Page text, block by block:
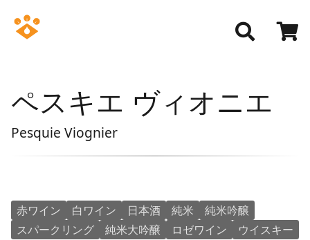
ペスキエ ヴィオニエ
Pesquie Viognier
赤ワイン 白ワイン 日本酒 純米
純米吟醸
スパークリング
純米大吟醸 ロゼワイン ウイスキー